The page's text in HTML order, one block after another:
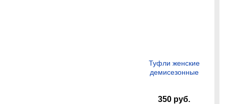
Туфли женские
демисезонные
350 руб.